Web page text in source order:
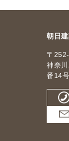
朝日
〒
神奈
番14号